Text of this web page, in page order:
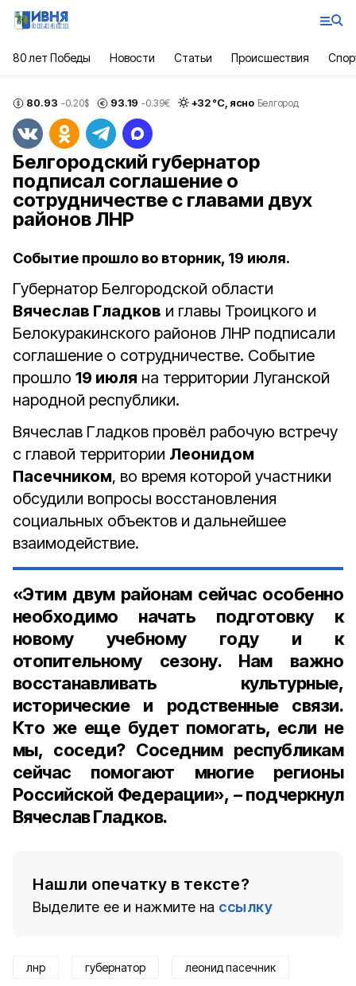
80 лет Победы Новости Статьи Происшествия
80.93 -0.20$ 93.19 -0.39€ +32°С, ясно Белгород
Белгородский губернатор
подписал соглашение о
сотрудничестве с главами двух
районов ЛНР
Событие прошло во вторник, 19 июля.
Губернатор Белгородской области
Вячеслав Гладков и главы Троицкого и
Белокуракинского районов ЛНР подписали
соглашение о сотрудничестве. Событие
прошло 19 июля на территории Луганской
народной республики.
Вячеслав Гладков провёл рабочую встречу
с главой территории Леонидом
Пасечником, во время которой участники
обсудили вопросы восстановления
социальных объектов и дальнейшее
взаимодействие.
«Этим двум районам сейчас особенно
необходимо начать подготовку к
новому учебному году и к
отопительному сезону. Нам важно
восстанавливать культурные,
исторические и родственные связи.
Кто же еще будет помогать, если не
мы, соседи? Соседним республикам
сейчас помогают многие регионы
Российской Федерации», –подчеркнул
Вячеслав Гладков.
Нашли опечатку в тексте?
Выделите ее и нажмите на ссылку
лнр губернатор леонид пасечник